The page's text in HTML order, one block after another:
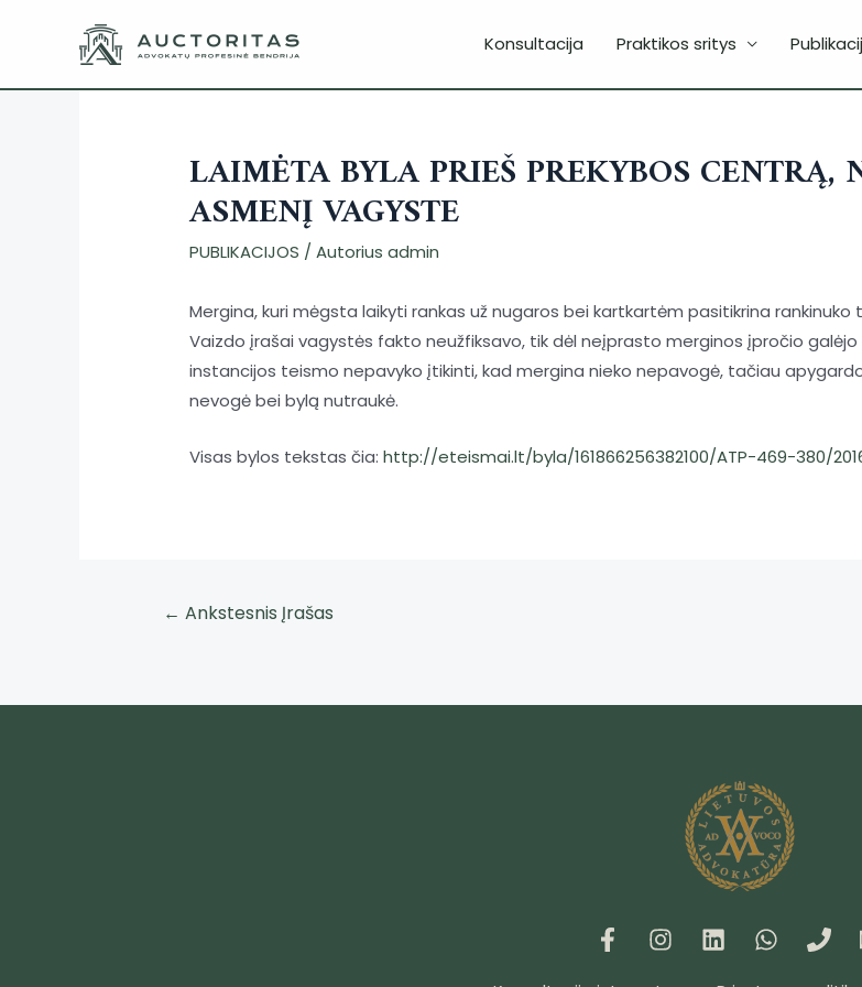
Konsultacija Praktikos sritys
LAIMĖTA BYLA PRIEŠ PREKYBOS
ASMENĮ VAGYSTE
PUBLIKACIJOS / Autorius admin
Mergina, kuri mėgsta laikyti rankas už nugaros bei kartkartėm pasitikrina
Vaizdo įrašai vagystės fakto neužfiksavo, tik dėl neįprasto merginos įpročio
instancijos teismo nepavyko įtikinti, kad mergina nieko nepavogė, tačiau
nevogė bei bylą nutraukė.
Visas bylos tekstas čia:http://eteismai.lt/byla/161866256382100/ATP-469-380/
← Ankstesnis Įrašas